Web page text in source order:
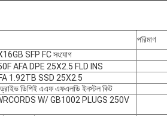
পরিমাণ
SFP FC সংযোগ
AFA DPE 25X2.5 FLD INS
1.92TB SSD 25X2.5
ডিপিই এএফ এফএলডি ইনস্টল কিট
W/ GB1002 PLUGS 250V